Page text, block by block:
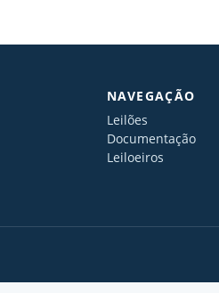
NAVEGAÇÃO
Leilões
Documentação
Leiloeiros